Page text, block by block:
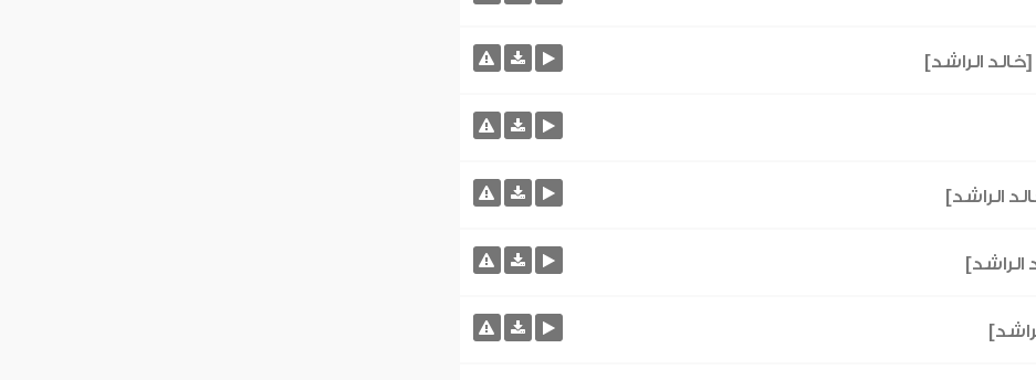
[خالد الراشد]
الراشد]
الراشد]